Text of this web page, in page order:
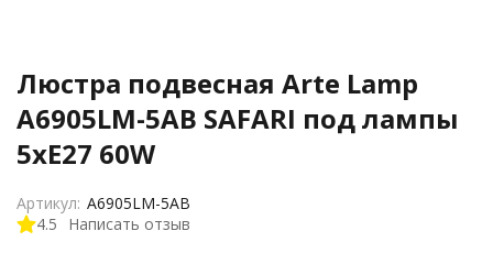
Люстра подвесная Arte Lamp
A6905LM-5AB SAFARI под лампы
5xE27 60W
4.5 Написать отзыв
Артикул: A6905LM-5AB